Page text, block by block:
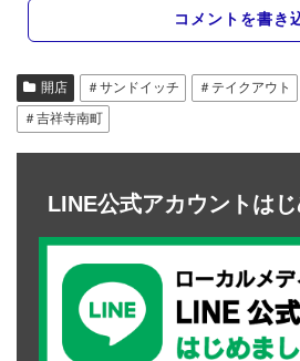
コメントを書き
開店 ＃サンドイッチ ＃テイクアウト
＃吉祥寺南町
LINE公式アカウントは